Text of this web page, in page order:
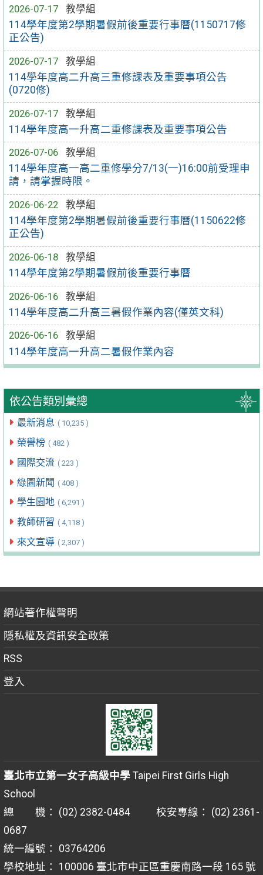
2026-07-17
教學組
114學年度第2學期暑假前後重要行事曆(1150717修
正公告)
2026-07-17
教學組
114學年度高二升高三重修課表及重要事項公告
(0720修)
2026-07-17
教學組
114學年度高一升高二重修課表及重要事項公告
2026-07-06
教學組
114學年度高一高二重修學分7/13(一)16:00前受理申
請，請掌握時限。
2026-06-22
教學組
114學年度第2學期暑假前後重要行事曆(1150622修
正公告)
2026-06-18
教學組
114學年度第2學期暑假前後重要行事曆
2026-06-16
教學組
114學年度高二升高三暑假作業內容(僅英文科)
2026-06-16
教學組
114學年度高一升高二暑假作業內容
依公告類別彙總
最新消息 ( 10,235 )
榮譽榜 ( 482 )
國際交流 ( 223 )
綠園新聞 ( 408 )
學生園地 ( 6,291 )
教師研習 ( 4,118 )
來文宣導 ( 2,307 )
網站著作權聲明
隱私權及資訊安全政策
RSS
登入
臺北市立第一女子高級中學Taipei First Girls High
School
總 機： (02) 2382-0484 校安專線： (02) 2361-
0687
統一編號： 03764206
學校地址： 100006 臺北市中正區重慶南路一段 165 號